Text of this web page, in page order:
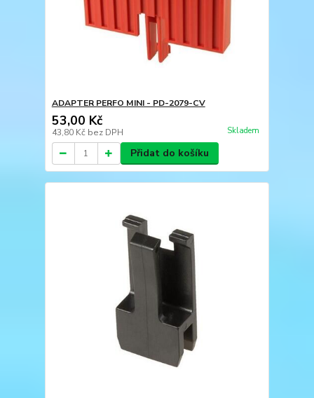
ADAPTER PERFO MINI - PD-2079-CV
53,00 Kč
43,80 Kč bez DPH Skladem
Přidat do košíku